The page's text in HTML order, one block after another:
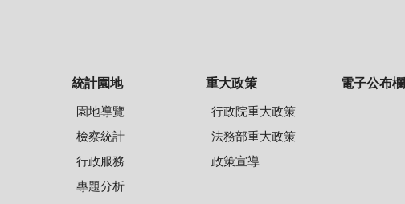
統計園地
園地導覽
檢察統計
行政服務
專題分析
重大政策
行政院重大政策
法務部重大政策
政策宣導
電子公布欄